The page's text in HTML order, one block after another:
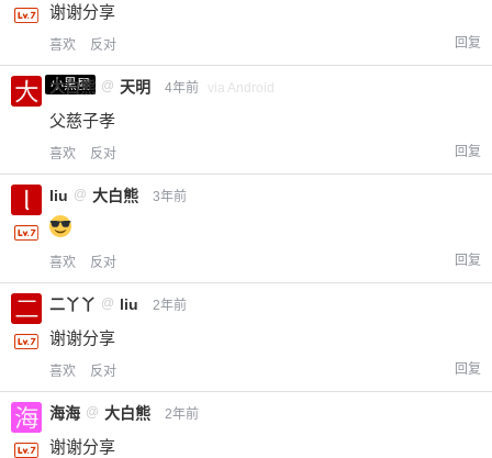
谢谢分享
喜欢 反对 回复
小黑屋
大白熊 @ 天明 4年前 via Android
父慈子孝
喜欢 反对 回复
liu @ 大白熊 3年前
喜欢 反对 回复
二丫丫 @ liu 2年前
谢谢分享
喜欢 反对 回复
海海 @ 大白熊 2年前
谢谢分享